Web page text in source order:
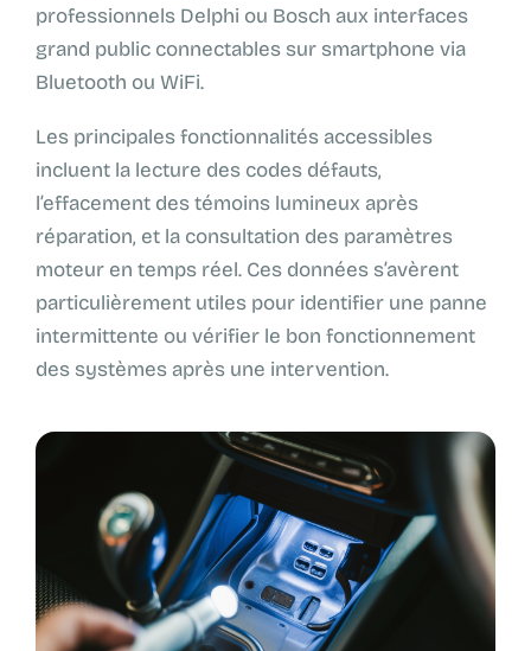
professionnels Delphi ou Bosch aux interfaces
grand public connectables sur smartphone via
Bluetooth ou WiFi.
Les principales fonctionnalités accessibles
incluent la lecture des codes défauts,
l’effacement des témoins lumineux après
réparation, et la consultation des paramètres
moteur en temps réel. Ces données s’avèrent
particulièrement utiles pour identifier une panne
intermittente ou vérifier le bon fonctionnement
des systèmes après une intervention.